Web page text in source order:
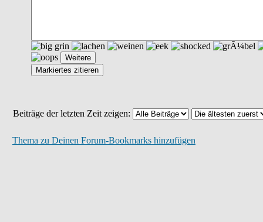
Beiträge der letzten Zeit zeigen:
Thema zu Deinen Forum-Bookmarks hinzufügen